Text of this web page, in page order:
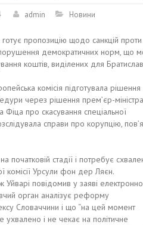
admin Новини
пропозицію щодо санкцій проти
демократичних норм, що
коштів, виділених для
комісія підготувала рішення
через рішення прем’єр-міністра
Фіца про скасування спеціальної
справи про корупцію,
початковій стадії і потребує
комісії Урсули фон дер Ляєн.
Уйварі повідомив у заяві
орган аналізує реформу
Словаччини і що “на цей момент
і не чекає на політичне